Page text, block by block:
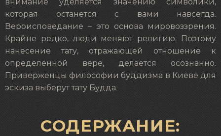
внимание уделяется значению символики,
которая останется с вами навсегда.
Вероисповедание – это основа мировоззрения.
Крайне редко, люди меняют религию. Поэтому
нанесение тату, отражающей отношение к
определённой вере, делается осознанно.
Приверженцы философии буддизма в Киеве для
эскиза выберут тату Будда.
СОДЕРЖАНИЕ: